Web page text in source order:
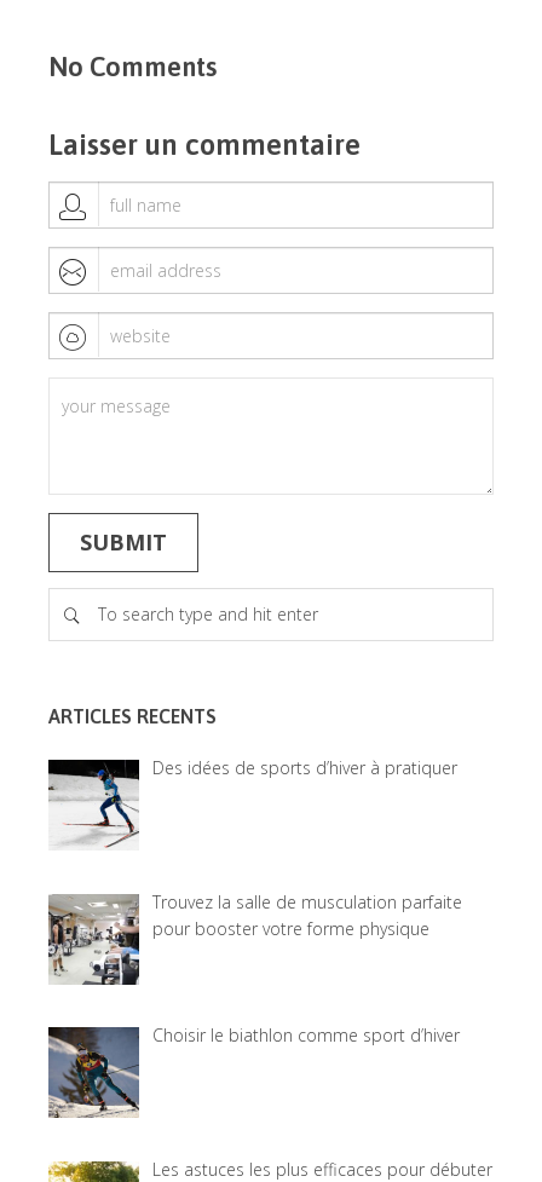
No Comments
Laisser un commentaire
ARTICLES RECENTS
Des idées de sports d’hiver à pratiquer
Trouvez la salle de musculation parfaite
pour booster votre forme physique
Choisir le biathlon comme sport d’hiver
Les astuces les plus efficaces pour débuter